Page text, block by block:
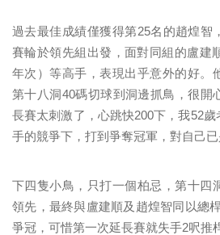
過去最佳成績僅獲得第25名的趙煌智
賽輪於領先組出發，面對同組的盧建
年次）等高手，表現出乎意外的好。
第十八洞40碼切球到洞邊抓鳥，很開
長賽太刺激了，心跳快200下，我52歲
手的競爭下，打到爭奪冠軍，對自己
下四隻小鳥，只打一個柏忌，第十四
領先，最終與盧建順及趙煌智同以總
爭冠，可惜第一次延長賽就失手2呎推